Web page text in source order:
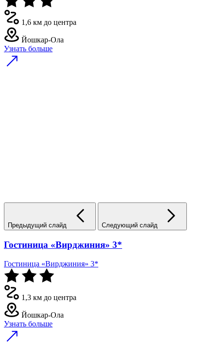
1,6 км до центра
Йошкар-Ола
Узнать больше
Предыдущий слайд Следующий слайд
Гостиница «Вирджиния» 3*
Гостиница «Вирджиния» 3*
1,3 км до центра
Йошкар-Ола
Узнать больше